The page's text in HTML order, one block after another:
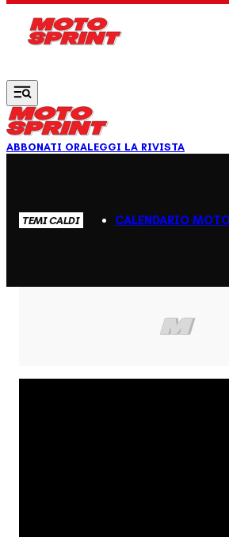
ABBONATI ORALEGGI LA RIVISTA
TEMI CALDI CALENDARIO